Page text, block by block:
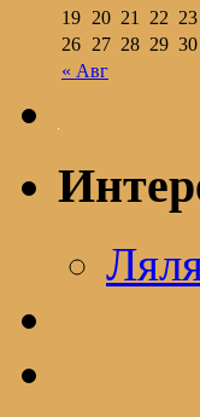
« Авг
19 20 21 22 23
26 27 28 29 30